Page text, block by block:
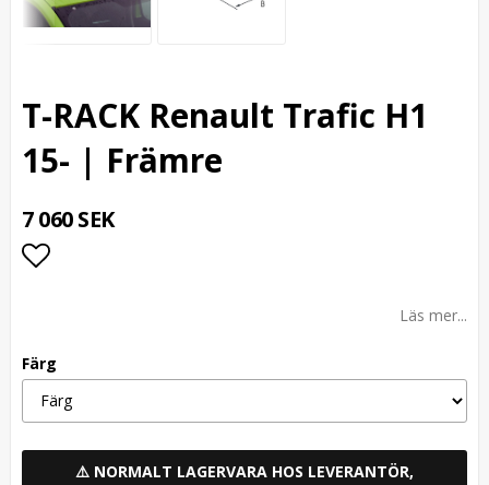
T-RACK Renault Trafic H1
15- | Främre
7 060 SEK
Läs mer...
Färg
⚠️ NORMALT LAGERVARA HOS LEVERANTÖR,